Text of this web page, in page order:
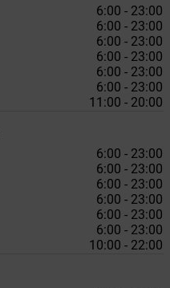
6:00 - 23:00
6:00 - 23:00
6:00 - 23:00
6:00 - 23:00
6:00 - 23:00
6:00 - 23:00
11:00 - 20:00
6:00 - 23:00
6:00 - 23:00
6:00 - 23:00
6:00 - 23:00
6:00 - 23:00
6:00 - 23:00
10:00 - 22:00